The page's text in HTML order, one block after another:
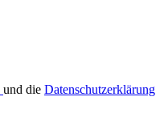
und die Datenschutzerklärung